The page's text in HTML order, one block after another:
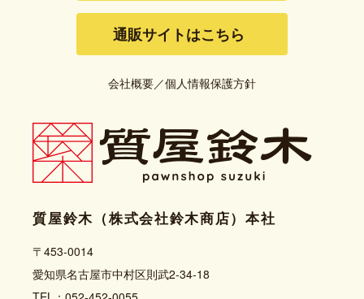
通販サイトはこちら
会社概要／個人情報保護方針
質屋鈴木（株式会社鈴木商店）本社
〒453-0014
愛知県名古屋市中村区則武2-34-18